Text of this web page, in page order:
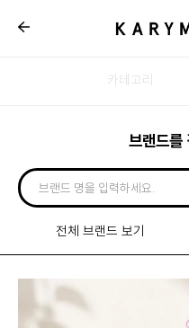
카테고리
브랜드를
전체 브랜드 보기
입점